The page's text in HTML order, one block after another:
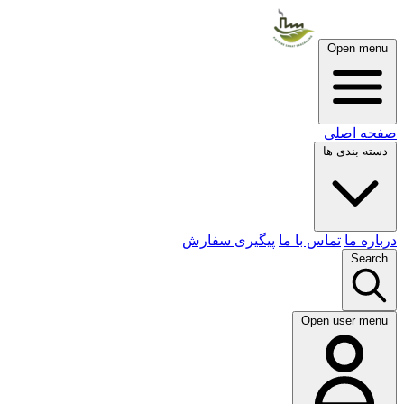
Open menu
صفحه اصلی
دسته بندی ها
درباره ما تماس با ما پیگیری سفارش
Search
Open user menu